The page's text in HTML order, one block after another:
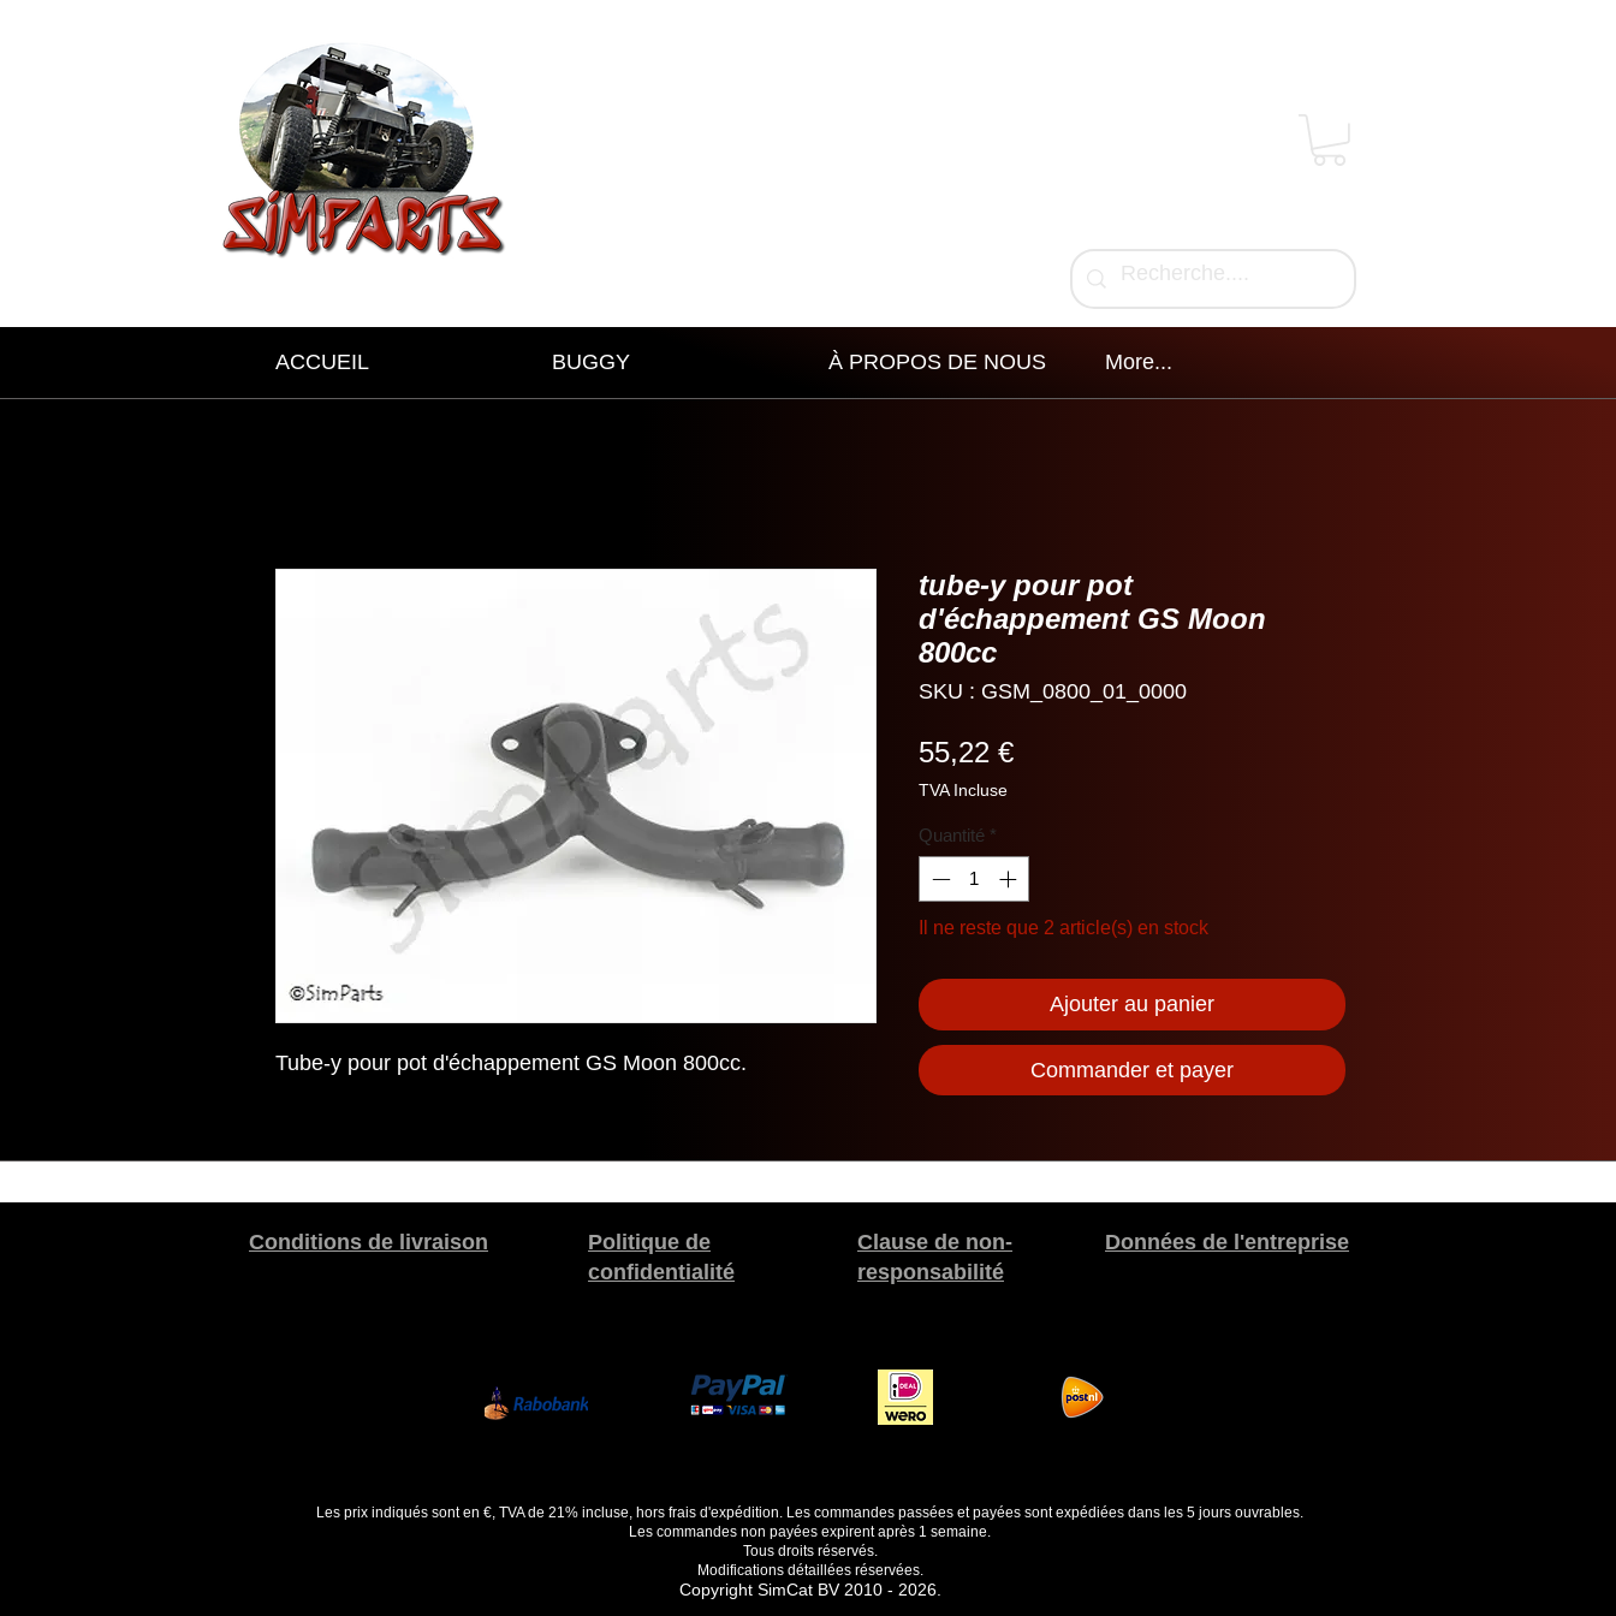
ACCUEIL BUGGY À PROPOS DE NOUS More...
Tube-y pour pot d'échappement GS Moon 800cc.
tube-y pour pot
d'échappement GS Moon
800cc
SKU : GSM_0800_01_0000
55,22 €Prix
TVA Incluse
Quantité *
Il ne reste que 2 article(s) en stock
Ajouter au panier
Commander et payer
Conditions de livraison
Politique de
confidentialité
Clause de non-
responsabilité
Données de l'entreprise
Les prix indiqués sont en €, TVA de 21% incluse, hors frais d'expédition. Les commandes passées et payées sont expédiées dans les 5 jours ouvrables.
Les commandes non payées expirent après 1 semaine.
Tous droits réservés.
Modifications détaillées réservées.
Copyright SimCat BV 2010 - 2026.